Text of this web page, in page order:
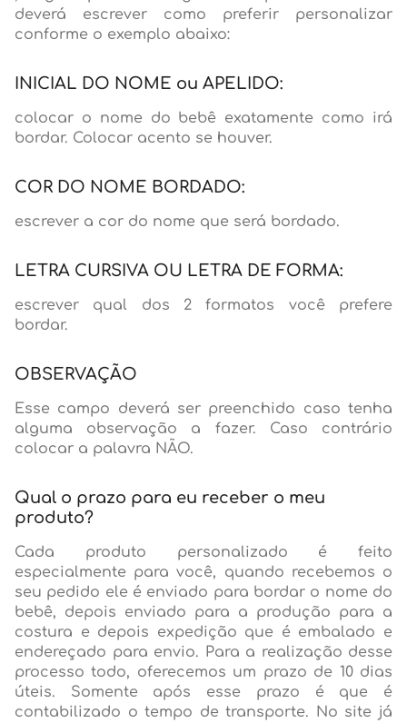
deverá escrever como preferir personalizar
conforme o exemplo abaixo:
INICIAL DO NOME ou APELIDO:
colocar o nome do bebê exatamente como irá
bordar. Colocar acento se houver.
COR DO NOME BORDADO:
escrever a cor do nome que será bordado.
LETRA CURSIVA OU LETRA DE FORMA:
escrever qual dos 2 formatos você prefere
bordar.
OBSERVAÇÃO
Esse campo deverá ser preenchido caso tenha
alguma observação a fazer. Caso contrário
colocar a palavra NÃO.
Qual o prazo para eu receber o meu
produto?
Cada produto personalizado é feito
especialmente para você, quando recebemos o
seu pedido ele é enviado para bordar o nome do
bebê, depois enviado para a produção para a
costura e depois expedição que é embalado e
endereçado para envio. Para a realização desse
processo todo, oferecemos um prazo de 10 dias
úteis. Somente após esse prazo é que é
contabilizado o tempo de transporte. No site já